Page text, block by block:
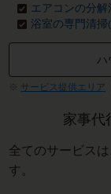
エアコンの分解
浴室の専門清掃
ハ
サービス提供エリア
家事代
全てのサービス
す。